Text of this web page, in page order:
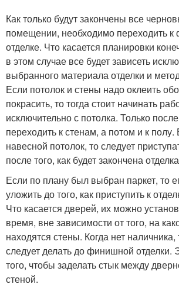
Как только будут закончены все
помещении, необходимо переходить
отделке. Что касается планировки
в этом случае все будет зависеть
выбранного материала отделки и
Если потолок и стены надо оклеить
покрасить, то тогда стоит начинать
исключительно с потолка. Только
переходить к стенам, а потом и к
навесной потолок, то следует
после того, как будет закончена
Если по плану был выбран паркет, то
уложить до того, как приступить к
Что касается дверей, их можно
время, вне зависимости от того, на
находятся стены. Когда нет
следует делать до финишной отделки.
того, чтобы заделать стык между
стеной.